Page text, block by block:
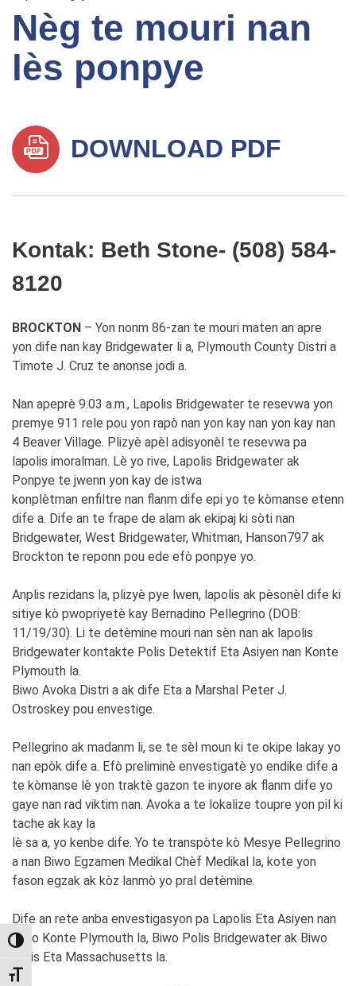
TOGGLE HIGH CONTRAST
TOGGLE FONT SIZE
Nèg te mouri nan
lès ponpye
DOWNLOAD PDF
Kontak: Beth Stone- (508) 584-
8120
BROCKTON – Yon nonm 86-zan te mouri maten an apre
yon dife nan kay Bridgewater li a, Plymouth County Distri a
Timote J. Cruz te anonse jodi a.
Nan apeprè 9:03 a.m., Lapolis Bridgewater te resevwa yon
premye 911 rele pou yon rapò nan yon kay nan yon kay nan
4 Beaver Village. Plizyè apèl adisyonèl te resevwa pa
lapolis imoralman. Lè yo rive, Lapolis Bridgewater ak
Ponpye te jwenn yon kay de istwa
konplètman enfiltre nan flanm dife epi yo te kòmanse etenn
dife a. Dife an te frape de alam ak ekipaj ki sòti nan
Bridgewater, West Bridgewater, Whitman, Hanson797 ak
Brockton te reponn pou ede efò ponpye yo.
Anplis rezidans la, plizyè pye lwen, lapolis ak pèsonèl dife ki
sitiye kò pwopriyetè kay Bernadino Pellegrino (DOB:
11/19/30). Li te detèmine mouri nan sèn nan ak lapolis
Bridgewater kontakte Polis Detektif Eta Asiyen nan Konte
Plymouth la.
Biwo Avoka Distri a ak dife Eta a Marshal Peter J.
Ostroskey pou envestige.
Pellegrino ak madanm li, se te sèl moun ki te okipe lakay yo
nan epòk dife a. Efò preliminè envestigatè yo endike dife a
te kòmanse lè yon traktè gazon te inyore ak flanm dife yo
gaye nan rad viktim nan. Avoka a te lokalize toupre yon pil ki
tache ak kay la
lè sa a, yo kenbe dife. Yo te transpòte kò Mesye Pellegrino
a nan Biwo Egzamen Medikal Chèf Medikal la, kote yon
fason egzak ak kòz lanmò yo pral detèmine.
Dife an rete anba envestigasyon pa Lapolis Eta Asiyen nan
Biwo Konte Plymouth la, Biwo Polis Bridgewater ak Biwo
Polis Eta Massachusetts la.